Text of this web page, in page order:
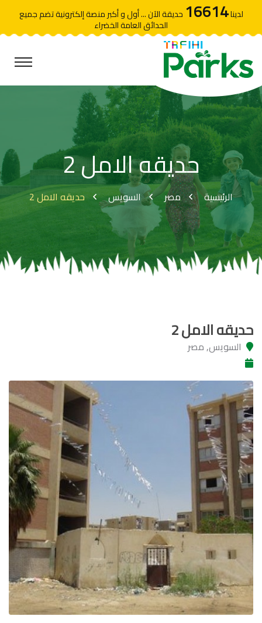
لدينا16614 حديقة الآن ... أول و أكبر منصة إلكترونية تضم جميع
الحدائق العامة الخضراء
حديقه الامل 2
الرئيسية مصر السويس حديقه الامل 2
حديقه الامل 2
السويس, مصر